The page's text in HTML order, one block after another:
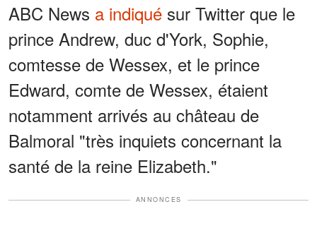
ABC News a indiqué sur Twitter que le
prince Andrew, duc d'York, Sophie,
comtesse de Wessex, et le prince
Edward, comte de Wessex, étaient
notamment arrivés au château de
Balmoral "très inquiets concernant la
santé de la reine Elizabeth."
ANNONCES